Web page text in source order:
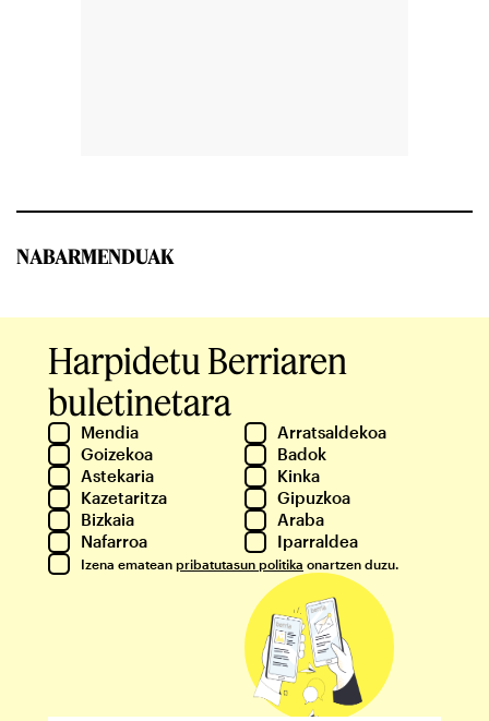
NABARMENDUAK
Harpidetu Berriaren
buletinetara
Mendia
Arratsaldekoa
Goizekoa
Badok
Astekaria
Kinka
Kazetaritza
Gipuzkoa
Bizkaia
Araba
Nafarroa
Iparraldea
Izena ematean pribatutasun politika onartzen duzu.